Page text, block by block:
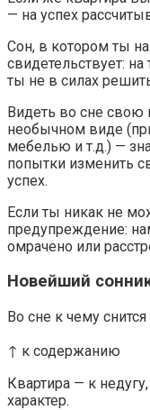
— на успех
Сон, в котором ты
свидетельствует:
ты не в силах
Видеть во сне свою
необычном виде
мебелью и т.д.) —
попытки изменить
успех.
Если ты никак не
предупреждение:
омрачено или
Новейший
Во сне к чему
↑ к содержанию
Квартира — к
характер.